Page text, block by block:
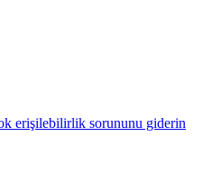
erişilebilirlik sorununu giderin